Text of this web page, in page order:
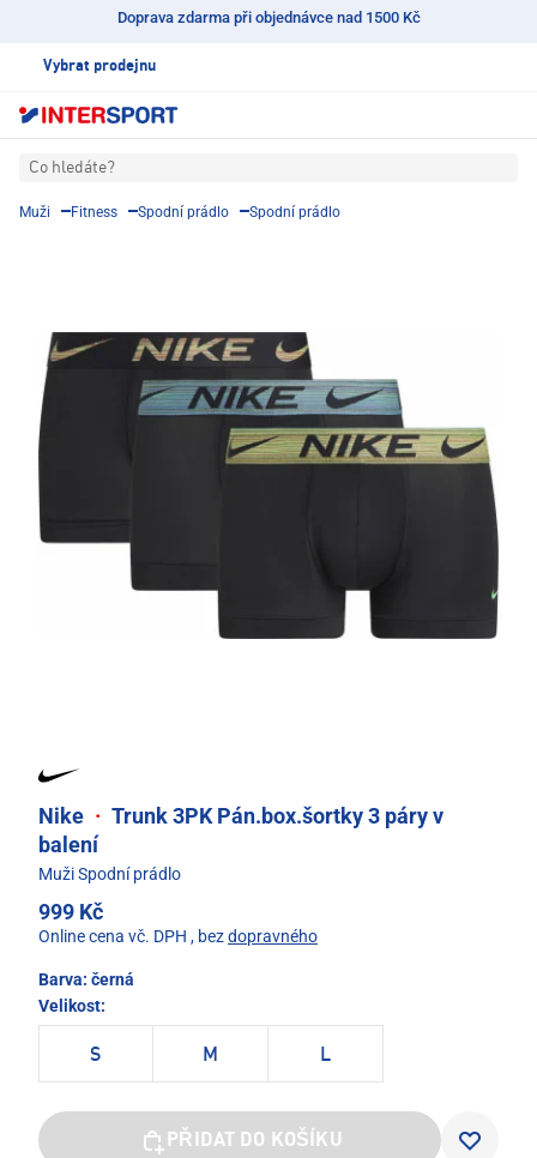
Doprava zdarma při objednávce nad 1500 Kč
Vybrat prodejnu
Co hledáte?
Muži Fitness Spodní prádlo Spodní prádlo
Nike · Trunk 3PK Pán.box.šortky 3 páry v
balení
Muži Spodní prádlo
999 Kč
Online cena vč. DPH , bezdopravného
Barva: černá
Velikost:
S M L
PŘIDAT DO KOŠÍKU